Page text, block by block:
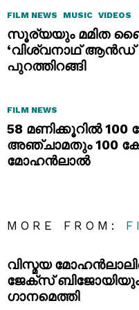
FILM NEWS MUSIC VIDEOS
സൂര്യയും മമിത
‘വിശ്വനാഥ് ആൻഡ്
പുറത്തിറങ്ങി
FILM NEWS
58 മണിക്കൂറിൽ 100
അഞ്ചാമതും 100
മോഹൻലാൽ
MORE FROM:
വിസ്മയ
ജേക്സ് ബിജോയിയും
ഗാനമെത്തി